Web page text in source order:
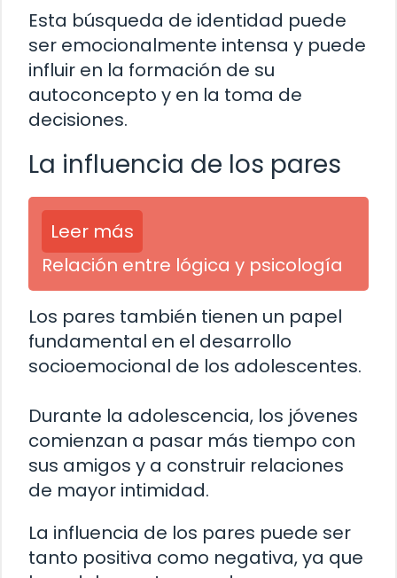
Esta búsqueda de identidad puede
ser emocionalmente intensa y puede
influir en la formación de su
autoconcepto y en la toma de
decisiones.
La influencia de los pares
Leer más
Relación entre lógica y psicología
Los pares también tienen un papel
fundamental en el desarrollo
socioemocional de los adolescentes.
Durante la adolescencia, los jóvenes
comienzan a pasar más tiempo con
sus amigos y a construir relaciones
de mayor intimidad.
La influencia de los pares puede ser
tanto positiva como negativa, ya que